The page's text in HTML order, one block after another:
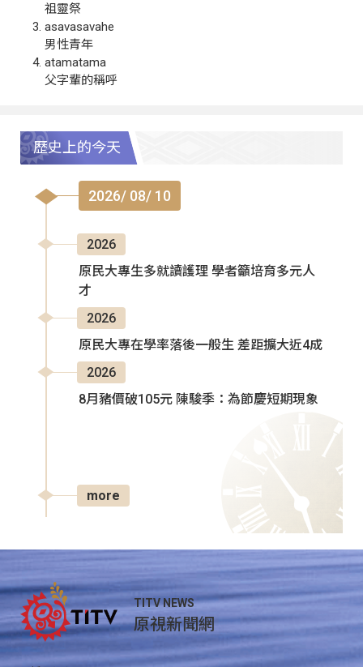
祖靈祭
asavasavahe
男性青年
atamatama
父字輩的稱呼
歷史上的今天
2026/ 08/ 10
2026
原民大專生多就讀護理 學者籲培育多元人
才
2026
原民大專在學率落後一般生 差距擴大近4成
2026
8月豬價破105元 陳駿季：為節慶短期現象
more
TITV NEWS
原視新聞網